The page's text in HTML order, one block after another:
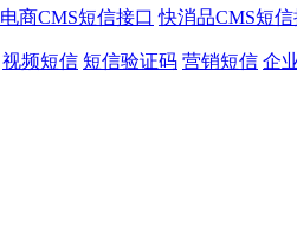
电商CMS短信接口 快消品CMS短信
视频短信 短信验证码 营销短信 企